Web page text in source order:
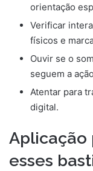
orientação
Verificar
físicos e
Ouvir se o
seguem a
Atentar para
digital.
Aplicação
esses